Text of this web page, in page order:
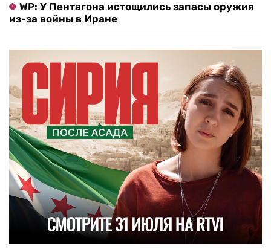
WP: У Пентагона истощились запасы оружия
из-за войны в Иране